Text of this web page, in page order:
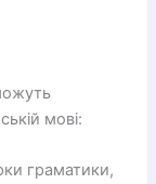
мові:
граматики,